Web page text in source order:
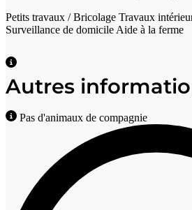
Petits travaux / Bricolage Travaux
Surveillance de domicile Aide à la ferme
Autres
Pas d'animaux de compagnie